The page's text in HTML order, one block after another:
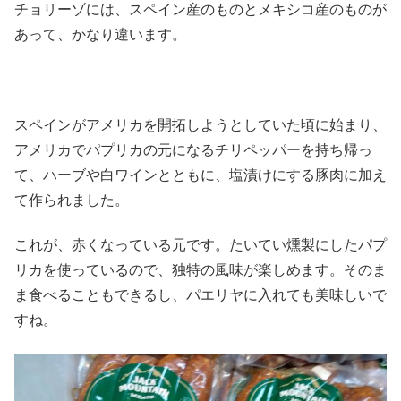
チョリーゾには、スペイン産のものとメキシコ産のものが
あって、かなり違います。
スペインがアメリカを開拓しようとしていた頃に始まり、
アメリカでパプリカの元になるチリペッパーを持ち帰っ
て、ハーブや白ワインとともに、塩漬けにする豚肉に加え
て作られました。
これが、赤くなっている元です。たいてい燻製にしたパプ
リカを使っているので、独特の風味が楽しめます。そのま
ま食べることもできるし、パエリヤに入れても美味しいで
すね。